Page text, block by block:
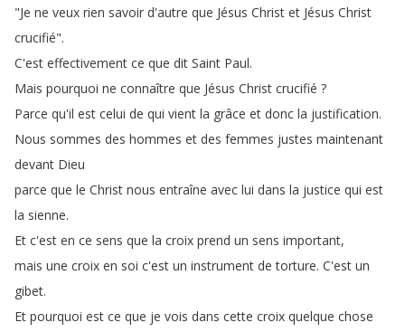
"Je ne veux rien savoir d'autre que Jésus Christ et Jésus Christ
crucifié".
C'est effectivement ce que dit Saint Paul.
Mais pourquoi ne connaître que Jésus Christ crucifié ?
Parce qu'il est celui de qui vient la grâce et donc la justification.
Nous sommes des hommes et des femmes justes maintenant
devant Dieu
parce que le Christ nous entraîne avec lui dans la justice qui est
la sienne.
Et c'est en ce sens que la croix prend un sens important,
mais une croix en soi c'est un instrument de torture. C'est un
gibet.
Et pourquoi est ce que je vois dans cette croix quelque chose